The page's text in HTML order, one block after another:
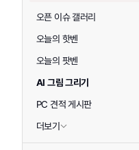
오픈 이슈 갤러리
오늘의 핫벤
오늘의 팟벤
AI 그림 그리기
PC 견적 게시판
더보기
형 다 좋은데 해외작업장 도와주는 짓은 좀 아니지않냐?
로 쓰는 인방 하꼬 스트리머 박제합니다.
오브 리인카네이션 정보/공략글 모음
이 만화 아시는 분 계신가요